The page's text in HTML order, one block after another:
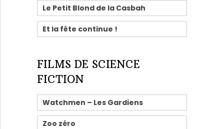
Le Petit Blond de la Casbah
Et la fête continue !
FILMS DE SCIENCE
FICTION
Watchmen – Les Gardiens
Zoo zéro